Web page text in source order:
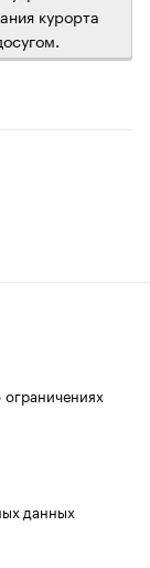
курорта
данных